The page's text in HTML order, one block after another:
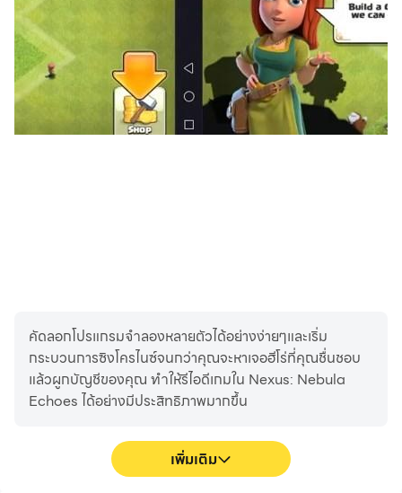
คัดลอกโปรแกรมจำลองหลายตัวได้อย่างง่ายๆและเริ่ม
กระบวนการซิงโครไนซ์จนกว่าคุณจะหาเจอฮีโร่ที่คุณชื่นชอบ
แล้วผูกบัญชีของคุณ ทำให้รีไอดีเกมใน Nexus: Nebula
Echoes ได้อย่างมีประสิทธิภาพมากขึ้น
เพิ่มเติม